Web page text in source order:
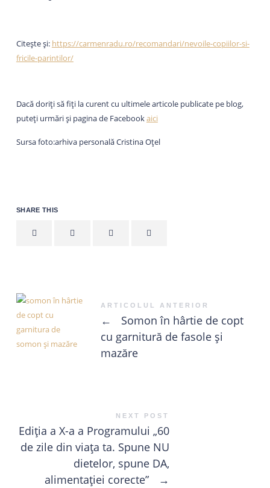
Citește și: https://carmenradu.ro/recomandari/nevoile-copiilor-si-
fricile-parintilor/
Dacă doriți să fiți la curent cu ultimele articole publicate pe blog,
puteți urmări și pagina de Facebookaici
Sursa foto:arhiva personală Cristina Oțel
SHARE THIS
ARTICOLUL ANTERIOR
←
Somon în hârtie de copt
cu garnitură de fasole și
mazăre
NEXT POST
Ediția a X-a a Programului „60
de zile din viața ta. Spune NU
dietelor, spune DA,
alimentației corecte”
→